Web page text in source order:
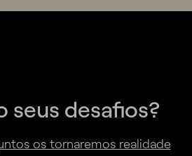
seus desafios?
os tornaremos realidade